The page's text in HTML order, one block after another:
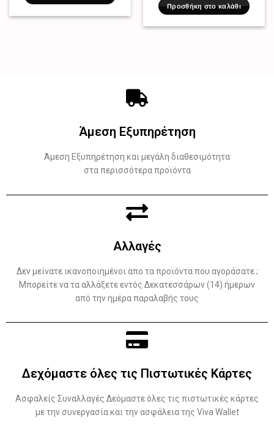
Προσθήκη στο καλάθι
Άμεση Εξυπηρέτηση
Άμεση Εξυπηρέτηση και μεγάλη διαθεσιμότητα
στα περισσότερα προϊόντα
Αλλαγές
Δεν μείνατε ικανοποιημένοι απο τα προϊόντα που αγοράσατε ;
Μπορείτε να τα αλλάξετε εντός Δεκατεσσάρων (14) ήμερων
από την ημέρα παραλαβής τους
Δεχόμαστε όλες τις Πιστωτικές Κάρτες
Ασφαλείς Συναλλαγές Δεόμαστε όλες τις πιστωτικές κάρτες
με την συνεργασία και την ασφάλεια της Viva Wallet